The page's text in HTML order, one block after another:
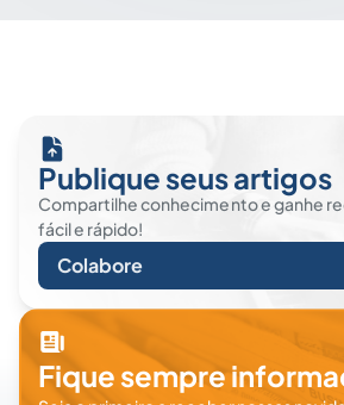
Publique seus artigos
Compartilhe conhecimento e ganhe
fácil e rápido!
Colabore
Fique sempre